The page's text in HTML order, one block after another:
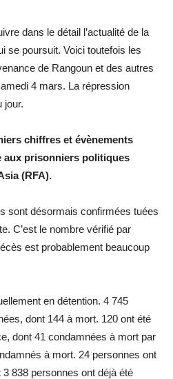
dans le détail l’actualité de la
se poursuit. Voici toutefois les
de Rangoun et des autres
4 mars. La répression
jour.
chiffres et évènements
aux prisonniers politiques
(RFA).
sont désormais confirmées tuées
C’est le nombre vérifié par
est probablement beaucoup
en détention. 4 745
dont 144 à mort. 120 ont été
dont 41 condamnées à mort par
à mort. 24 personnes ont
838 personnes ont déjà été